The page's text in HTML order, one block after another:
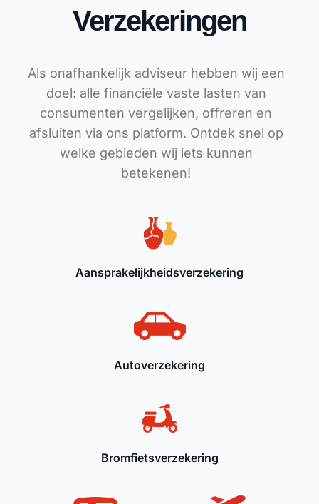
Verzekeringen
Als onafhankelijk adviseur hebben wij een
doel: alle financiële vaste lasten van
consumenten vergelijken, offreren en
afsluiten via ons platform. Ontdek snel op
welke gebieden wij iets kunnen
betekenen!
Aansprakelijkheidsverzekering
Autoverzekering
Bromfietsverzekering